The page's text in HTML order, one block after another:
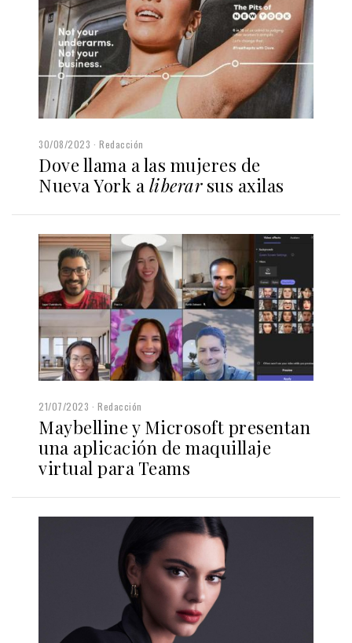
30/08/2023 Redacción
Dove llama a las mujeres de
Nueva York a liberarsus axilas
21/07/2023 Redacción
Maybelline y Microsoft presentan
una aplicación de maquillaje
virtual para Teams